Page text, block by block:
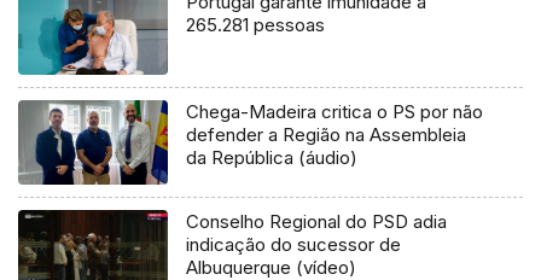
265.281 pessoas
Chega-Madeira critica o PS por não
defender a Região na Assembleia
da República (áudio)
Conselho Regional do PSD adia
indicação do sucessor de
Albuquerque (vídeo)